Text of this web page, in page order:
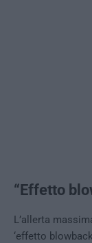
“Effetto
L’allerta
‘effetto